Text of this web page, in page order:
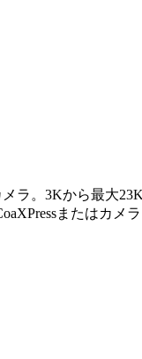
ラ。3Kから最大
またはカ